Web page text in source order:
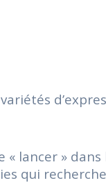
« lancer »
qui